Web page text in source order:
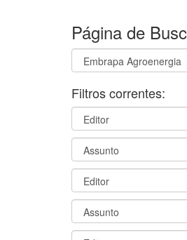
Página de
Filtros correntes: